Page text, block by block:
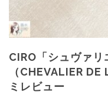
CIRO「シュヴァリ
（CHEVALIER
ミレビュー